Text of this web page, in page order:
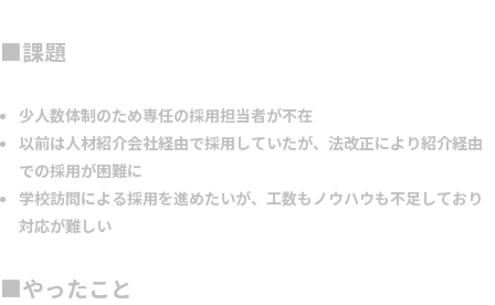
■課題
少人数体制のため専任の採用担当者が不在
以前は人材紹介会社経由で採用していたが、法改正により紹介経由
での採用が困難に
学校訪問による採用を進めたいが、工数もノウハウも不足しており
対応が難しい
■やったこと